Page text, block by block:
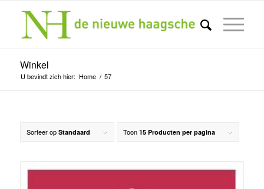
Winkel
U bevindt zich hier: Home / 57
Sorteer op Standaard Toon 15 Producten per pagina